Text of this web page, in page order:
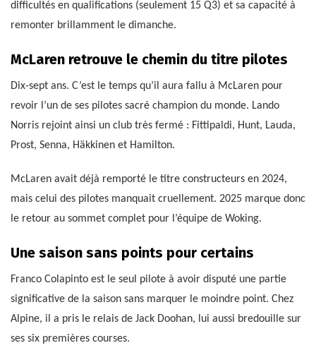
difficultés en qualifications (seulement 15 Q3) et sa capacité à
remonter brillamment le dimanche.
McLaren retrouve le chemin du titre pilotes
Dix-sept ans. C’est le temps qu’il aura fallu à McLaren pour
revoir l’un de ses pilotes sacré champion du monde. Lando
Norris rejoint ainsi un club très fermé : Fittipaldi, Hunt, Lauda,
Prost, Senna, Häkkinen et Hamilton.
McLaren avait déjà remporté le titre constructeurs en 2024,
mais celui des pilotes manquait cruellement. 2025 marque donc
le retour au sommet complet pour l’équipe de Woking.
Une saison sans points pour certains
Franco Colapinto est le seul pilote à avoir disputé une partie
significative de la saison sans marquer le moindre point. Chez
Alpine, il a pris le relais de Jack Doohan, lui aussi bredouille sur
ses six premières courses.